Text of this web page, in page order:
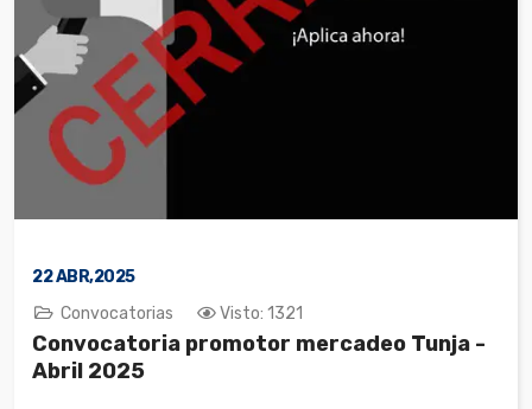
22ABR,2025
Convocatorias
Visto: 1321
Convocatoria promotor mercadeo Tunja -
Abril 2025